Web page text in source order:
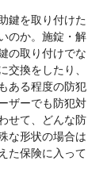
鍵を取り付けた
のか。施錠・解
の取り付けでな
換をしたり、
ある程度の防犯
ザーでも防犯対
せて、どんな防
な形状の場合は
た保険に入って